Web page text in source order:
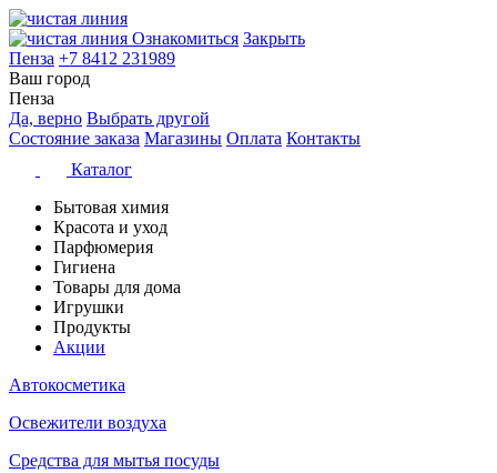
Ознакомиться Закрыть
Пенза +7 8412 231989
Ваш город
Пенза
Да, верно Выбрать другой
Состояние заказа Магазины Оплата Контакты
Каталог
Бытовая химия
Красота и уход
Парфюмерия
Гигиена
Товары для дома
Игрушки
Продукты
Акции
Автокосметика
Освежители воздуха
Средства для мытья посуды